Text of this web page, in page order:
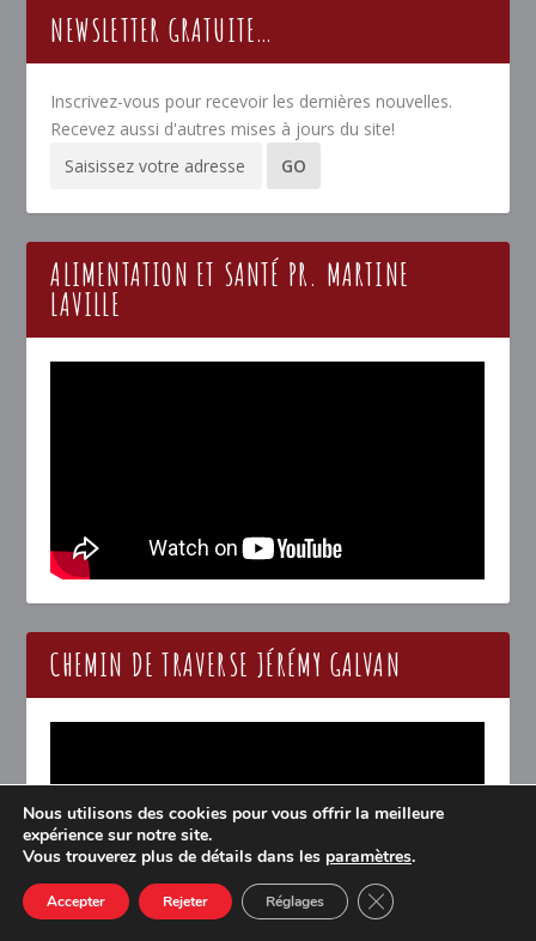
NEWSLETTER GRATUITE…
Inscrivez-vous pour recevoir les dernières nouvelles.
Recevez aussi d'autres mises à jours du site!
ALIMENTATION ET SANTÉ PR. MARTINE
LAVILLE
CHEMIN DE TRAVERSE JÉRÉMY GALVAN
Nous utilisons des cookies pour vous offrir la meilleure
expérience sur notre site.
Vous trouverez plus de détails dans les paramètres.
Accepter Rejeter Réglages CLOSE GDPR